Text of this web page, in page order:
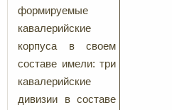
формируемые
кавалерийские
корпуса в своем
составе имели: три
кавалерийские
дивизии в составе